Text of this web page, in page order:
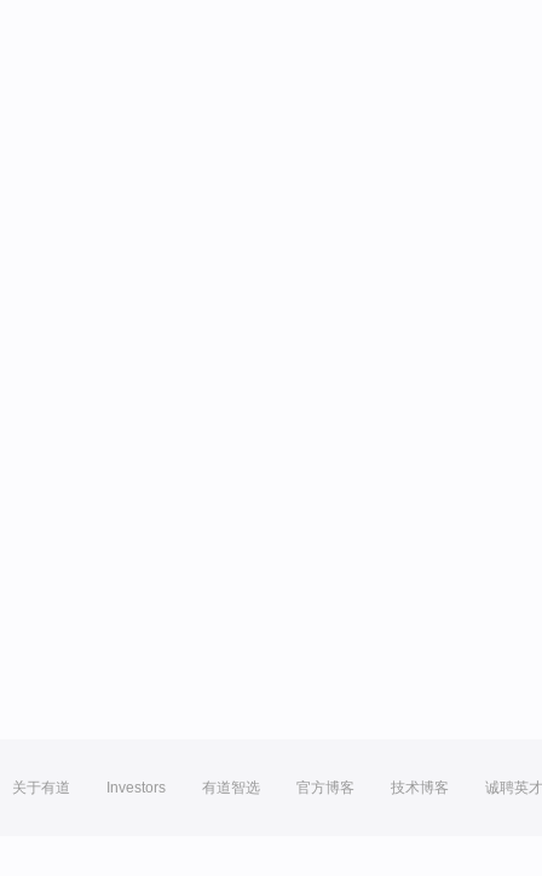
关于有道 Investors 有道智选 官方博客 技术博客 诚聘英才